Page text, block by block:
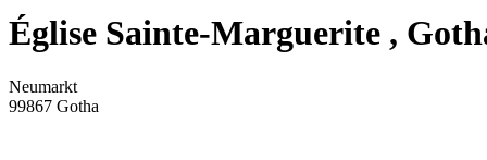
Église Sainte-Marguerite ,
Neumarkt
99867 Gotha